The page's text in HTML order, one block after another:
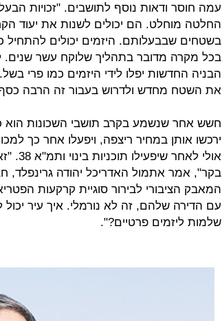
עמה חוסר ודאות נוסף לתושבים. "זכויות
החלטה מוחלט. הם יכולים לשנות את יעוד
בשטחים שבבעלותם. היזמים יכולים להתחיל
בכל מקרה מדובר בתהליך שלוקח עשר שנים.
הבניה החדשות יפלו לידי היזמים כמו פרי
את השטח מחדש ולדרוש בעבור זה הרבה
חשש אחר שנשמע בקרב תושבי השכונות הוא כי
ירכשו אותן במחיר ריצפה, ויפעלו אחר כך
אולי
בקר", אמר אתמול האדריכל יהודה גרינפלד,
המאבק הציבורי לבירור סוגיית קרקעות
עם הדירה שלהם, זה לא נורמלי. איך עיר
שלמות ליזמים פרטיים?".